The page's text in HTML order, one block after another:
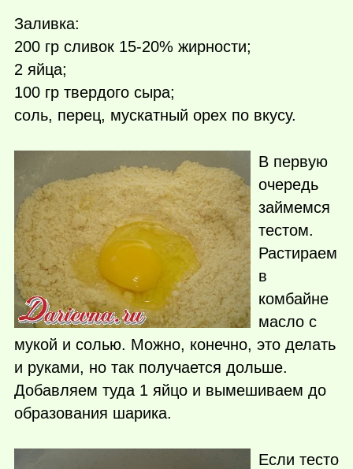
Заливка:
200 гр сливок 15-20% жирности;
2 яйца;
100 гр твердого сыра;
соль, перец, мускатный орех по вкусу.
В первую
очередь
займемся
тестом.
Растираем
в
комбайне
масло с
мукой и солью. Можно, конечно, это делать
и руками, но так получается дольше.
Добавляем туда 1 яйцо и вымешиваем до
образования шарика.
Если тесто